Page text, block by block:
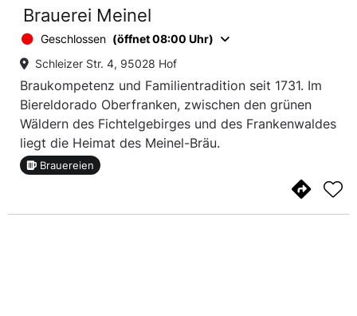
Brauerei Meinel
Geschlossen (öffnet 08:00 Uhr)
Schleizer Str. 4, 95028 Hof
Braukompetenz und Familientradition seit 1731. Im
Biereldorado Oberfranken, zwischen den grünen
Wäldern des Fichtelgebirges und des Frankenwaldes
liegt die Heimat des Meinel-Bräu.
Brauereien